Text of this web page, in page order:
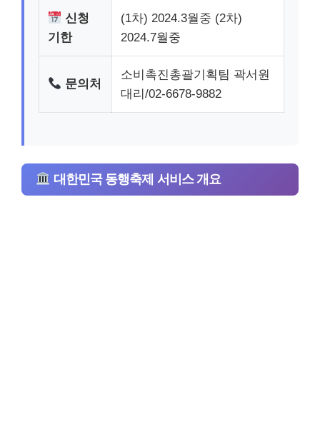
신청
기한
(1차) 2024.3월중 (2차)
2024.7월중
문의처
소비촉진총괄기획팀 곽서원
대리/02-6678-9882
대한민국 동행축제 서비스 개요